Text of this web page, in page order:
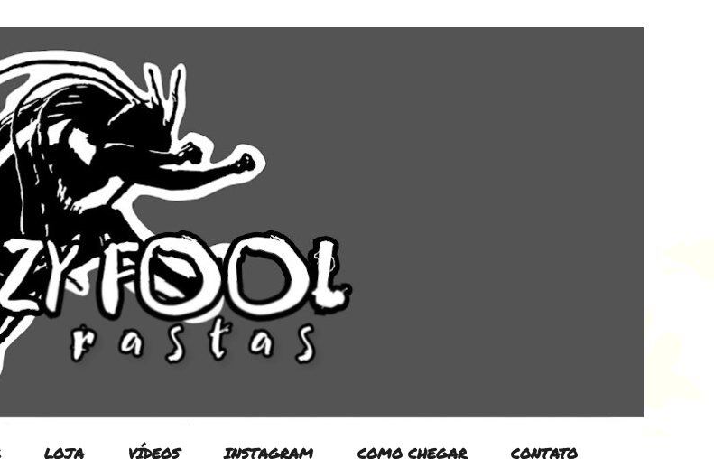
LOJA VÍDEOS INSTAGRAM COMO CHEGAR CONTATO